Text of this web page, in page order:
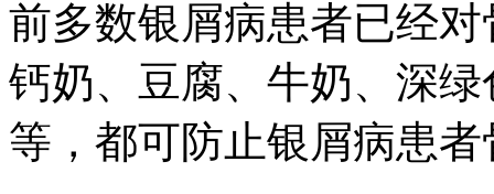
前多数银屑病患者已经
钙奶、豆腐、牛奶、深
等，都可防止银屑病患